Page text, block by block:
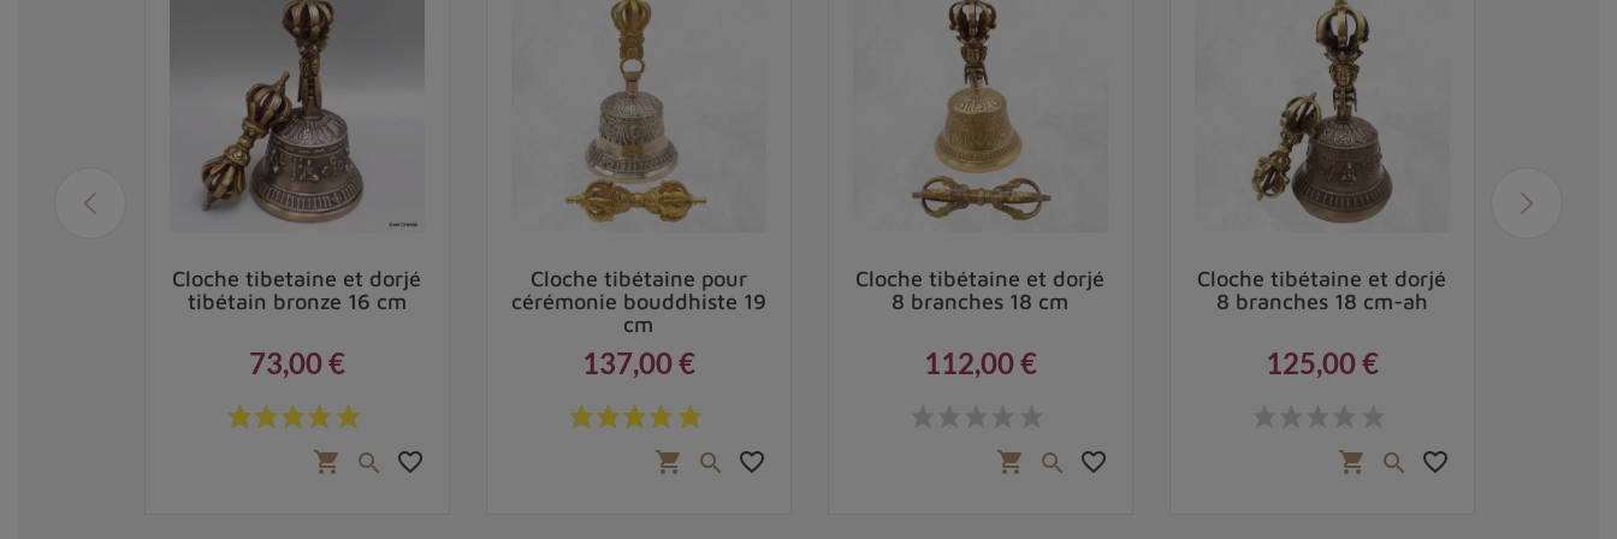
Cloche tibetaine et dorjé
tibétain bronze 16 cm
Prix
73,00 €
shopping_cart  favorite_border
Cloche tibétaine pour
cérémonie bouddhiste 19
cm
Prix
137,00 €
shopping_cart  favorite_border
Cloche tibétaine et dorjé
8 branches 18 cm
112,00 €
shopping_cart  favorite_border
Cloche tibétaine et dorjé
8 branches 18 cm-ah
125,00 €
shopping_cart  favorite_border